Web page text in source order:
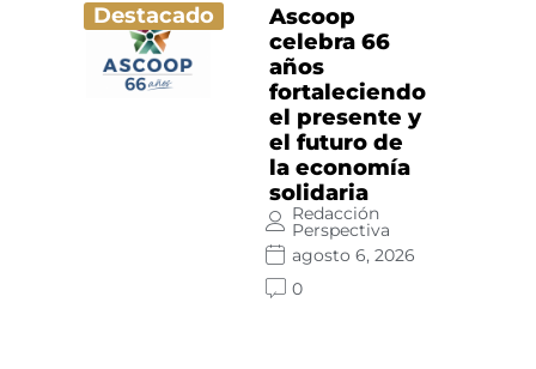
Destacado
Ascoop
celebra 66
años
fortaleciendo
el presente y
el futuro de
la economía
solidaria
Redacción
Perspectiva
agosto 6, 2026
0